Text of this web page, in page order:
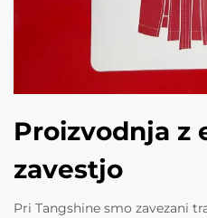
Proizvodnja z
zavestjo
Pri Tangshine smo zavezani